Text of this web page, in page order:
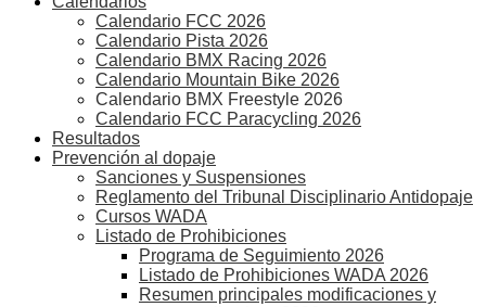
Calendario FCC 2026
Calendario Pista 2026
Calendario BMX Racing 2026
Calendario Mountain Bike 2026
Calendario BMX Freestyle 2026
Calendario FCC Paracycling 2026
Resultados
Prevención al dopaje
Sanciones y Suspensiones
Reglamento del Tribunal Disciplinario Antidopaje
Cursos WADA
Listado de Prohibiciones
Programa de Seguimiento 2026
Listado de Prohibiciones WADA 2026
Resumen principales modificaciones y